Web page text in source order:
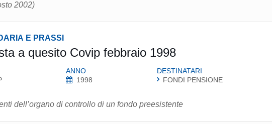
2002)
E PRASSI
a quesito Covip febbraio 1998
ANNO
1998
DESTINATARI
FONDI PENSIONE
dell’organo di controllo di un fondo preesistente